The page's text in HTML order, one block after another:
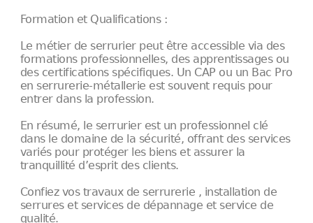
Formation et Qualifications :
Le métier de serrurier peut être accessible via des
formations professionnelles, des apprentissages ou
des certifications spécifiques. Un CAP ou un Bac Pro
en serrurerie-métallerie est souvent requis pour
entrer dans la profession.
En résumé, le serrurier est un professionnel clé
dans le domaine de la sécurité, offrant des services
variés pour protéger les biens et assurer la
tranquillité d’esprit des clients.
Confiez vos travaux de serrurerie , installation de
serrures et services de dépannage et service de
qualité.